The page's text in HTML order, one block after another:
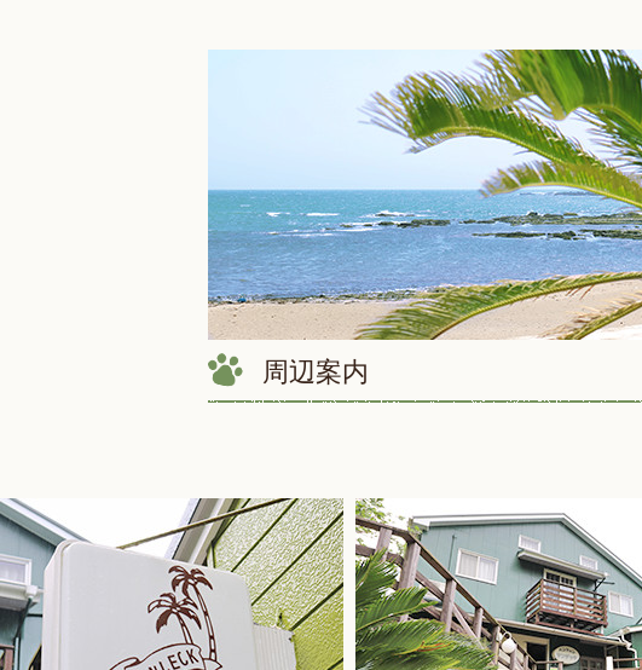
新年あけましておめでとうございます
別棟の塗装工事が完了しました
2016/05/27 ゴルフの練習場を作りました
2016/05/20 別棟の塗装工事
周辺案内